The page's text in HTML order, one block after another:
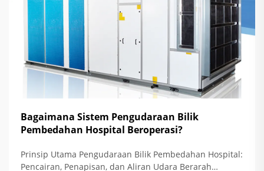
Bagaimana Sistem Pengudaraan Bilik
Pembedahan Hospital Beroperasi?
Prinsip Utama Pengudaraan Bilik Pembedahan Hospital:
Pencairan, Penapisan, dan Aliran Udara Berarah